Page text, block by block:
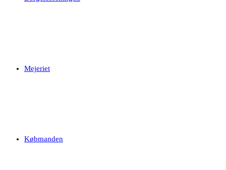
Mejeriet
Købmanden